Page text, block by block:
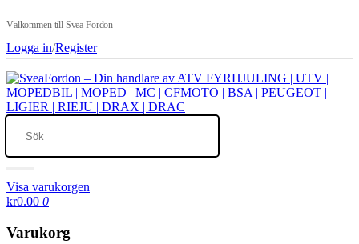
Välkommen till Svea Fordon
Logga in/Register
Visa varukorgen
kr0.00 0
Varukorg